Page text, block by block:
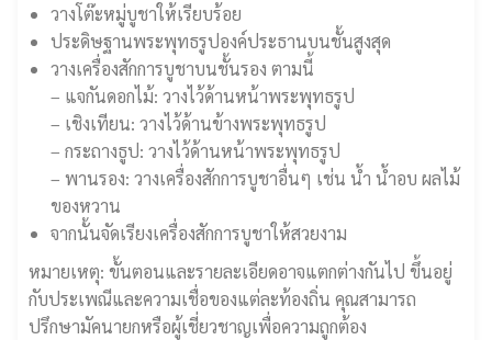
วางโต๊ะหมู่บูชาให้เรียบร้อย
ประดิษฐานพระพุทธรูปองค์ประธานบนชั้นสูงสุด
วางเครื่องสักการบูชาบนชั้นรอง ตามนี้
– แจกันดอกไม้: วางไว้ด้านหน้าพระพุทธรูป
– เชิงเทียน: วางไว้ด้านข้างพระพุทธรูป
– กระถางธูป: วางไว้ด้านหน้าพระพุทธรูป
– พานรอง: วางเครื่องสักการบูชาอื่นๆ เช่น น้ำ น้ำอบ ผลไม้
ของหวาน
จากนั้นจัดเรียงเครื่องสักการบูชาให้สวยงาม
หมายเหตุ: ขั้นตอนและรายละเอียดอาจแตกต่างกันไป ขึ้นอยู่
กับประเพณีและความเชื่อของแต่ละท้องถิ่น คุณสามารถ
ปรึกษามัคนายกหรือผู้เชี่ยวชาญเพื่อความถูกต้อง